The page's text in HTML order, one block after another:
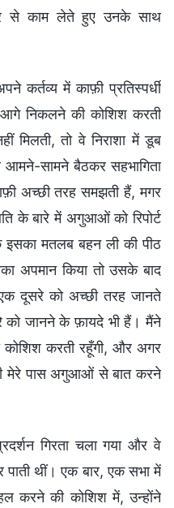
से काम लेते हुए उनके साथ
कर्तव्य में काफ़ी प्रतिस्पर्धी
निकलने की कोशिश करती
मिलती, तो वे निराशा में डूब
सामने बैठकर सहभागिता
अच्छी तरह समझती हैं, मगर
के बारे में अगुआओं को रिपोर्ट
मतलब बहन ली की पीठ
अपमान किया तो उसके बाद
दूसरे को अच्छी तरह जानते
जानने के फ़ायदे भी हैं। मैंने
करती रहूँगी, और अगर
मेरे पास अगुआओं से बात करने
गिरता चला गया और वे
पाती थीं। एक बार, एक सभा में
करने की कोशिश में, उन्होंने